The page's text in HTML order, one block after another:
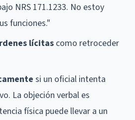
NRS 171.1233. No estoy
funciones."
lícitas como retroceder
si un oficial intenta
La objeción verbal es
física puede llevar a un